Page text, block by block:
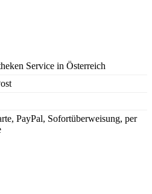
Service in Österreich
PayPal, Sofortüberweisung, per